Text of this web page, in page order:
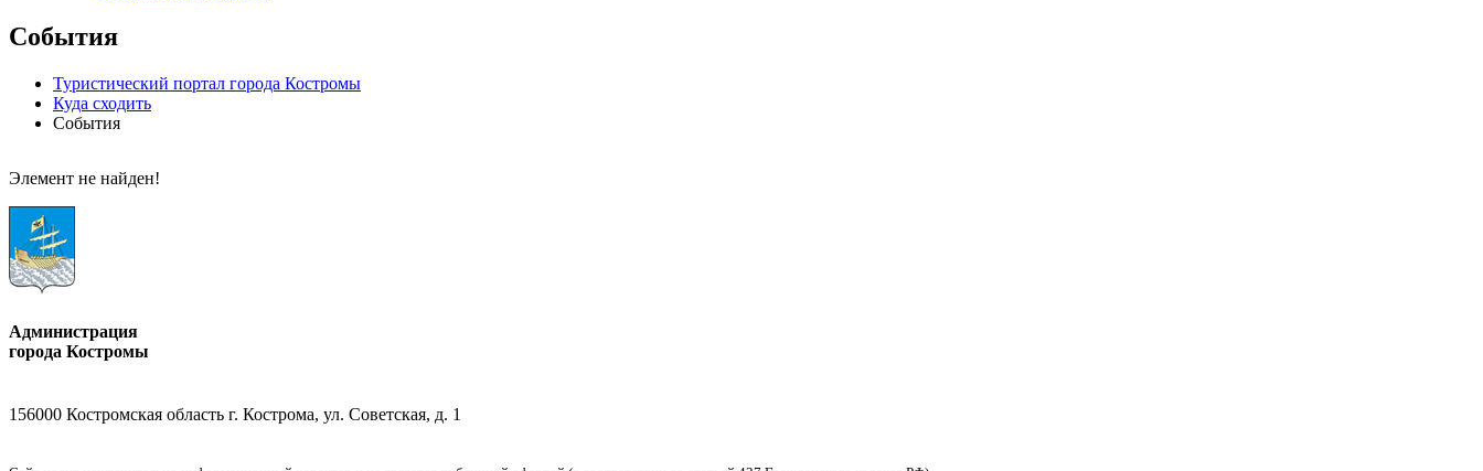
События
Туристический портал города Костромы
Куда сходить
События
Элемент не найден!
Администрация
города Костромы
156000 Костромская область г. Кострома, ул. Советская, д. 1